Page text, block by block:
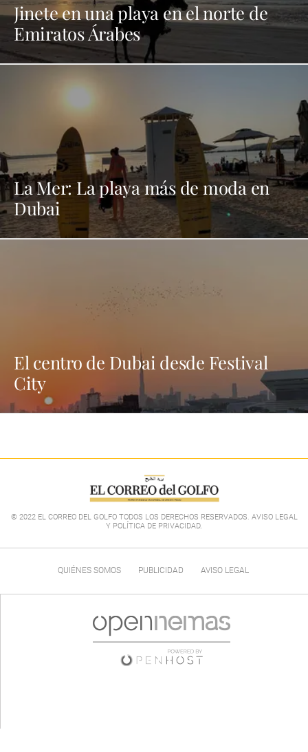
Jinete en una playa en el norte de
Emiratos Árabes
La Mer: La playa más de moda en
Dubai
El centro de Dubai desde Festival
City
© 2022 EL CORREO DEL GOLFO TODOS LOS DERECHOS RESERVADOS. AVISO LEGAL
Y POLÍTICA DE PRIVACIDAD.
QUIÉNES SOMOS PUBLICIDAD AVISO LEGAL